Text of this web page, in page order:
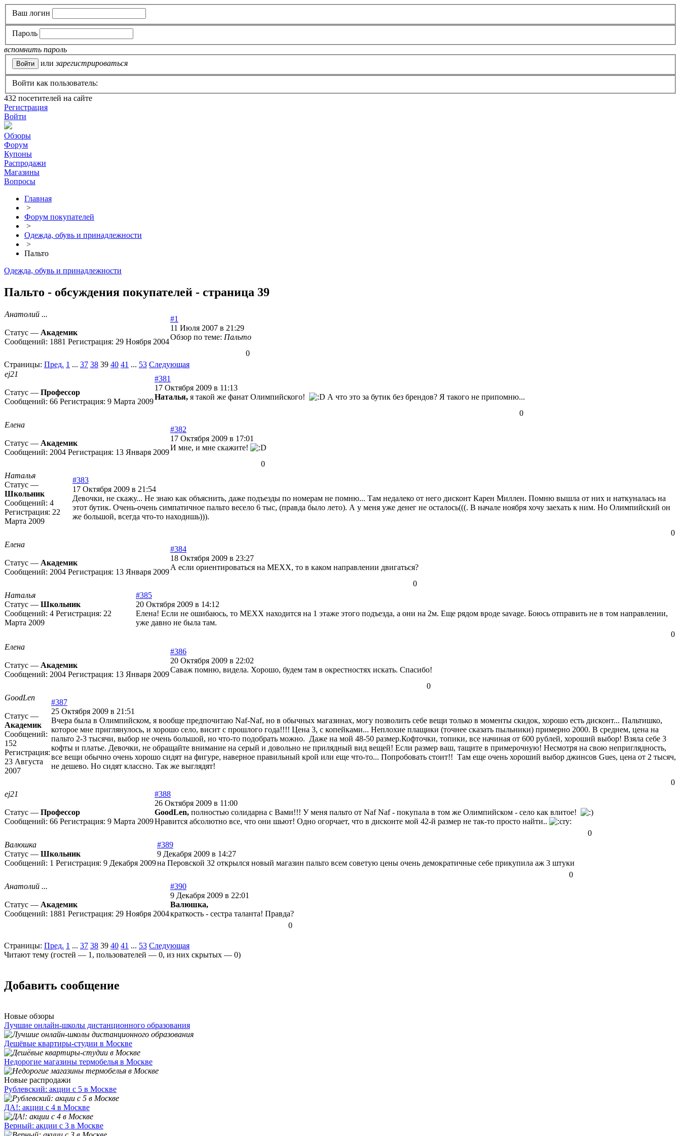
Ваш логин
Пароль
вспомнить пароль
или зарегистрироваться
Войти как пользователь:
432 посетителей на сайте
Регистрация
Войти
Обзоры
Форум
Купоны
Распродажи
Магазины
Вопросы
Главная
>
Форум покупателей
>
Одежда, обувь и принадлежности
>
Пальто
Одежда, обувь и принадлежности
Пальто - обсуждения покупателей - страница 39
Анатолий ...
Статус — Академик
Сообщений: 1881 Регистрация: 29 Ноября 2004
#1
11 Июля 2007 в 21:29
Обзор по теме: Пальто
0
Страницы: Пред. 1 ... 37 38 39 40 41 ... 53 Следующая
ej21
Статус — Профессор
Сообщений: 66 Регистрация: 9 Марта 2009
#381
17 Октября 2009 в 11:13
Наталья, я такой же фанат Олимпийского!
А что это за бутик без брендов? Я такого не припомню...
0
Елена
Статус — Академик
Сообщений: 2004 Регистрация: 13 Января 2009
#382
17 Октября 2009 в 17:01
И мне, и мне скажите!
0
Наталья
Статус —
Школьник
Сообщений: 4
Регистрация: 22
Марта 2009
#383
17 Октября 2009 в 21:54
Девочки, не скажу... Не знаю как объяснить, даже подъезды по номерам не помню... Там недалеко от него дисконт Карен Миллен. Помню вышла от них и наткуналась на
этот бутик. Очень-очень симпатичное пальто весело 6 тыс, (правда было лето). А у меня уже денег не осталось(((. В начале ноября хочу заехать к ним. Но Олимпийский он
же большой, всегда что-то находишь))).
0
Елена
Статус — Академик
Сообщений: 2004 Регистрация: 13 Января 2009
#384
18 Октября 2009 в 23:27
А если ориентироваться на МЕХХ, то в каком направлении двигаться?
0
Наталья
Статус — Школьник
Сообщений: 4 Регистрация: 22
Марта 2009
#385
20 Октября 2009 в 14:12
Елена! Если не ошибаюсь, то МЕХХ находится на 1 этаже этого подъезда, а они на 2м. Еще рядом вроде savage. Боюсь отправить не в том направлении,
уже давно не была там.
0
Елена
Статус — Академик
Сообщений: 2004 Регистрация: 13 Января 2009
#386
20 Октября 2009 в 22:02
Саваж помню, видела. Хорошо, будем там в окрестностях искать. Спасибо!
0
GoodLen
Статус —
Академик
Сообщений:
152
Регистрация:
23 Августа
2007
#387
25 Октября 2009 в 21:51
Вчера была в Олимпийском, я вообще предпочитаю Naf-Naf, но в обычных магазинах, могу позволить себе вещи только в моменты скидок, хорошо есть дисконт... Пальтишко,
которое мне приглянулось, и хорошо село, висит с прошлого года!!!! Цена 3, с копейками... Неплохие плащики (точнее сказать пыльники) примерно 2000. В среднем, цена на
пальто 2-3 тысячи, выбор не очень большой, но что-то подобрать можно. Даже на мой 48-50 размер.Кофточки, топики, все начиная от 600 рублей, хороший выбор! Взяла себе 3
кофты и платье. Девочки, не обращайте внимание на серый и довольно не прилядный вид вещей! Если размер ваш, тащите в примерочную! Несмотря на свою неприглядность,
все вещи обычно очень хорошо сидят на фигуре, наверное правильный крой или еще что-то... Попробовать стоит!! Там еще очень хороший выбор джинсов Gues, цена от 2 тысяч,
не дешево. Но сидят классно. Так же выглядят!
0
ej21
Статус — Профессор
Сообщений: 66 Регистрация: 9 Марта 2009
#388
26 Октября 2009 в 11:00
GoodLen, полностью солидарна с Вами!!! У меня пальто от Naf Naf - покупала в том же Олимпийском - село как влитое!
Нравится абсолютно все, что они шьют! Одно огорчает, что в дисконте мой 42-й размер не так-то просто найти..
0
Валюшка
Статус — Школьник
Сообщений: 1 Регистрация: 9 Декабря 2009
#389
9 Декабря 2009 в 14:27
на Перовской 32 открылся новый магазин пальто всем советую цены очень демократичные себе прикупила аж 3 штуки
0
Анатолий ...
Статус — Академик
Сообщений: 1881 Регистрация: 29 Ноября 2004
#390
9 Декабря 2009 в 22:01
Валюшка,
краткость - сестра таланта! Правда?
0
Страницы: Пред. 1 ... 37 38 39 40 41 ... 53 Следующая
Читают тему (гостей — 1 , пользователей — 0, из них скрытых — 0)
Добавить сообщение
Новые обзоры
Лучшие онлайн-школы дистанционного образования
Дешёвые квартиры-студии в Москве
Недорогие магазины термобелья в Москве
Новые распродажи
Рублевский: акции с 5 в Москве
ДА!: акции с 4 в Москве
Верный: акции с 3 в Москве